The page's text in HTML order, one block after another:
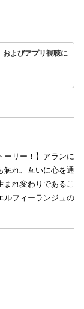
およびアプリ視聴に
ーリー！】アランに
触れ、互いに心を通
まれ変わりであるこ
ルフィーランジュの